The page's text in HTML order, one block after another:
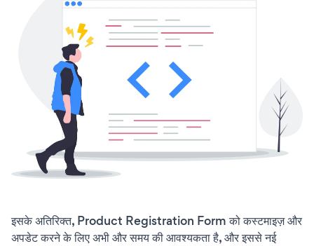
इसके अतिरिक्त, Product Registration Form को कस्टमाइज़ और
अपडेट करने के लिए अभी और समय की आवश्यकता है, और इससे नई